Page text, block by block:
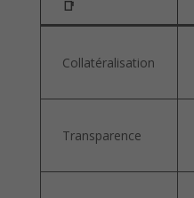
📑
Collatéralisation
Transparence